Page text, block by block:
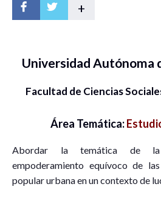
+
Universidad Autónoma
Facultad de Ciencias
Área Temática:
Abordar la temática de la
empoderamiento equívoco de
popular urbana en un contexto de